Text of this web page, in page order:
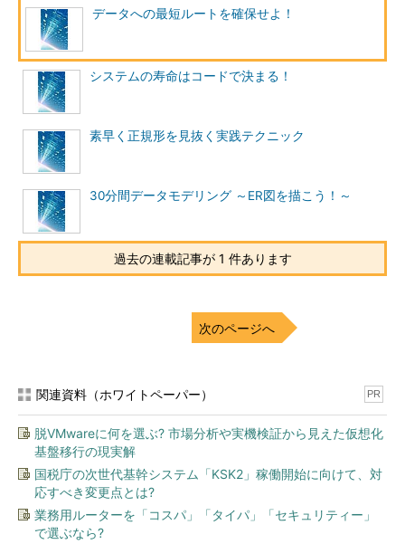
レコードを取得する際に効果が大きくなる可能性が高く、インデ
ックスを使用するか、
千倍の差が出ることもまれではありません。インデックスは図2
のように、Bツリー検索のアルゴリズムで検索対象レコードの位
置情報（ROWID）を取得します。
図2 Bツリーインデックスを利用したアクセス
テーブルのデータ構成・取得レコード件数に着
目しよう
データへの最短ルートを確保せよ！
システムの寿命はコードで決まる！
素早く正規形を見抜く実践テクニック
30分間データモデリング ～ER図を描こう！～
過去の連載記事が 1 件あります
次のページへ
関連資料（ホワイトペーパー） PR
脱VMwareに何を選ぶ? 市場分析や実機検証から見えた仮想化
基盤移行の現実解
国税庁の次世代基幹システム「KSK2」稼働開始に向けて、対
応すべき変更点とは?
業務用ルーターを「コスパ」「タイパ」「セキュリティー」
で選ぶなら?